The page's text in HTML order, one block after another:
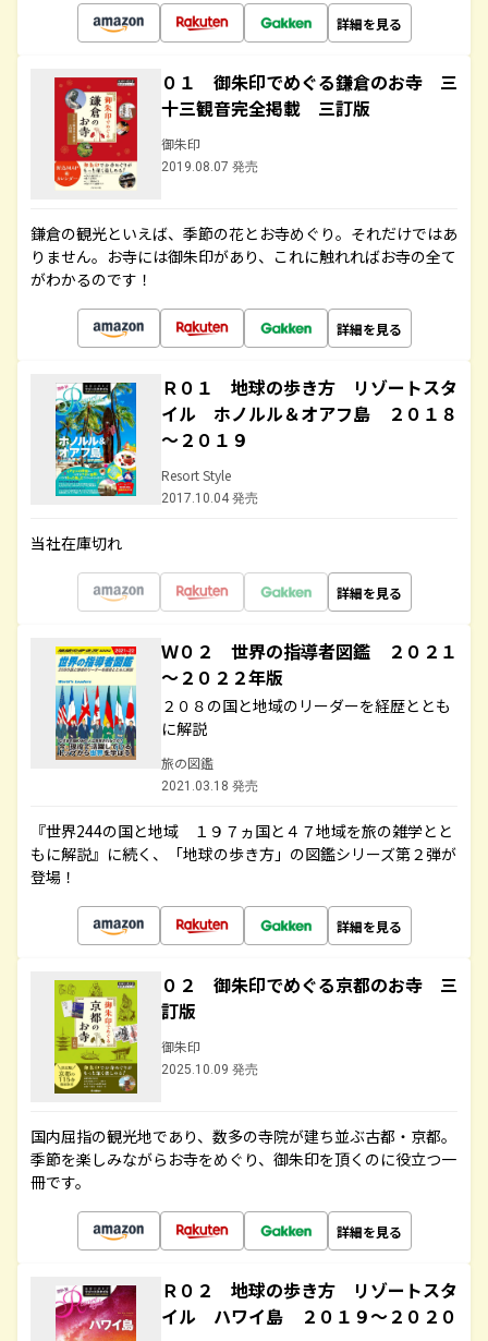
詳細を見る
０１ 御朱印でめぐる鎌倉のお寺 三
十三観音完全掲載 三訂版
御朱印
2019.08.07 発売
鎌倉の観光といえば、季節の花とお寺めぐり。それだけではあ
りません。お寺には御朱印があり、これに触れればお寺の全て
がわかるのです！
詳細を見る
Ｒ０１ 地球の歩き方 リゾートスタ
イル ホノルル＆オアフ島 ２０１８
～２０１９
Resort Style
2017.10.04 発売
当社在庫切れ
詳細を見る
Ｗ０２ 世界の指導者図鑑 ２０２１
～２０２２年版
２０８の国と地域のリーダーを経歴ととも
に解説
旅の図鑑
2021.03.18 発売
『世界244の国と地域 １９７ヵ国と４７地域を旅の雑学とと
もに解説』に続く、「地球の歩き方」の図鑑シリーズ第２弾が
登場！
詳細を見る
０２ 御朱印でめぐる京都のお寺 三
訂版
御朱印
2025.10.09 発売
国内屈指の観光地であり、数多の寺院が建ち並ぶ古都・京都。
季節を楽しみながらお寺をめぐり、御朱印を頂くのに役立つ一
冊です。
詳細を見る
Ｒ０２ 地球の歩き方 リゾートスタ
イル ハワイ島 ２０１９～２０２０